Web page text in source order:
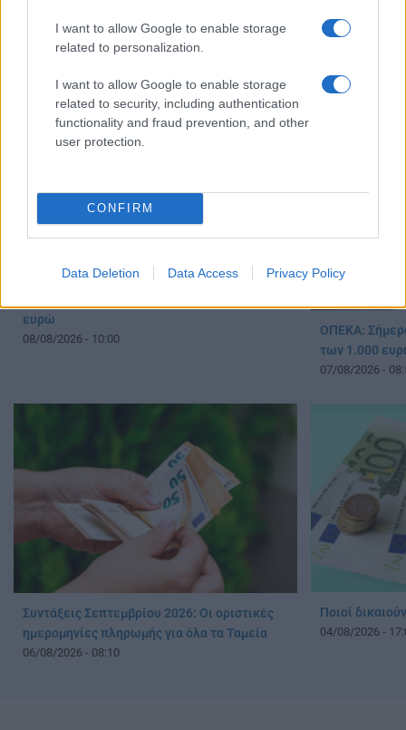
I want to allow Google to enable storage
related to personalization.
I want to allow Google to enable storage
related to security, including authentication
functionality and fraud prevention, and other
user protection.
CONFIRM
Data Deletion Data Access Privacy Policy
Συντάξεις Σεπτεμβρίου 2026: Πότε θα γίνουν
οι πληρωμές
Ποιό είναι
ευρώ
08/08/2026 - 10:00
ΟΠΕΚΑ:
των 1.000
07/08/2026 -
Συντάξεις Σεπτεμβρίου 2026: Οι οριστικές
ημερομηνίες πληρωμής για όλα τα Ταμεία
06/08/2026 - 08:10
Ποιοί
04/08/2026 -